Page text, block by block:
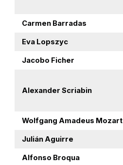
Carmen Barradas
Eva Lopszyc
Jacobo Ficher
Alexander Scriabin
Wolfgang Amadeus Mozart
Julián Aguirre
Alfonso Broqua